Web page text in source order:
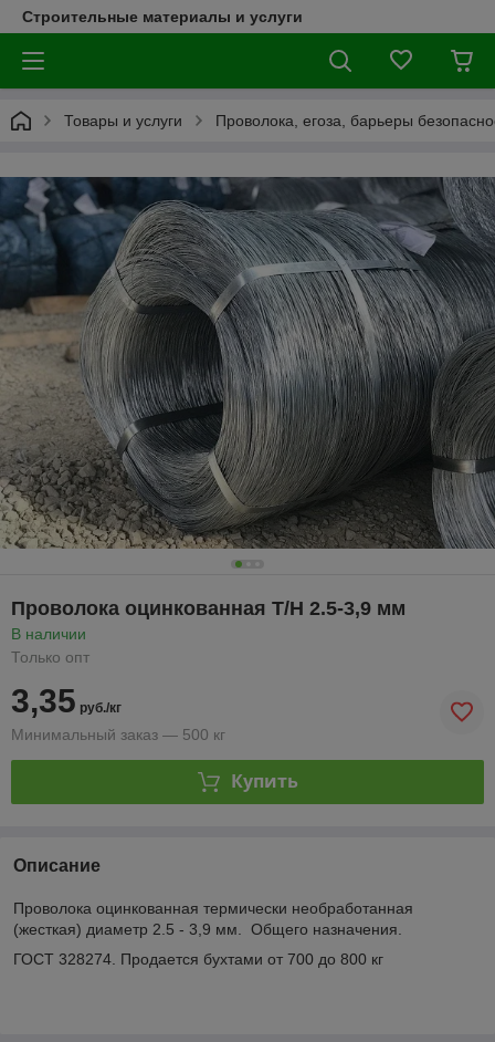
Строительные материалы и услуги
Товары и услуги Проволока, егоза, барьеры
Проволока оцинкованная Т/Н 2.5-3,9 мм
В наличии
Только опт
3,35 руб./кг
Минимальный заказ — 500 кг
Купить
Описание
Проволока оцинкованная термически необработанная
(жесткая) диаметр 2.5 - 3,9 мм. Общего назначения.
ГОСТ 328274. Продается бухтами от 700 до 800 кг